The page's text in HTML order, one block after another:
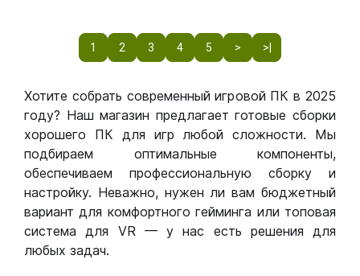
1 2 3 4 5 > >|
Хотите собрать современный игровой ПК в 2025
году? Наш магазин предлагает готовые сборки
хорошего ПК для игр любой сложности. Мы
подбираем оптимальные компоненты,
обеспечиваем профессиональную сборку и
настройку. Неважно, нужен ли вам бюджетный
вариант для комфортного гейминга или топовая
система для VR — у нас есть решения для
любых задач.